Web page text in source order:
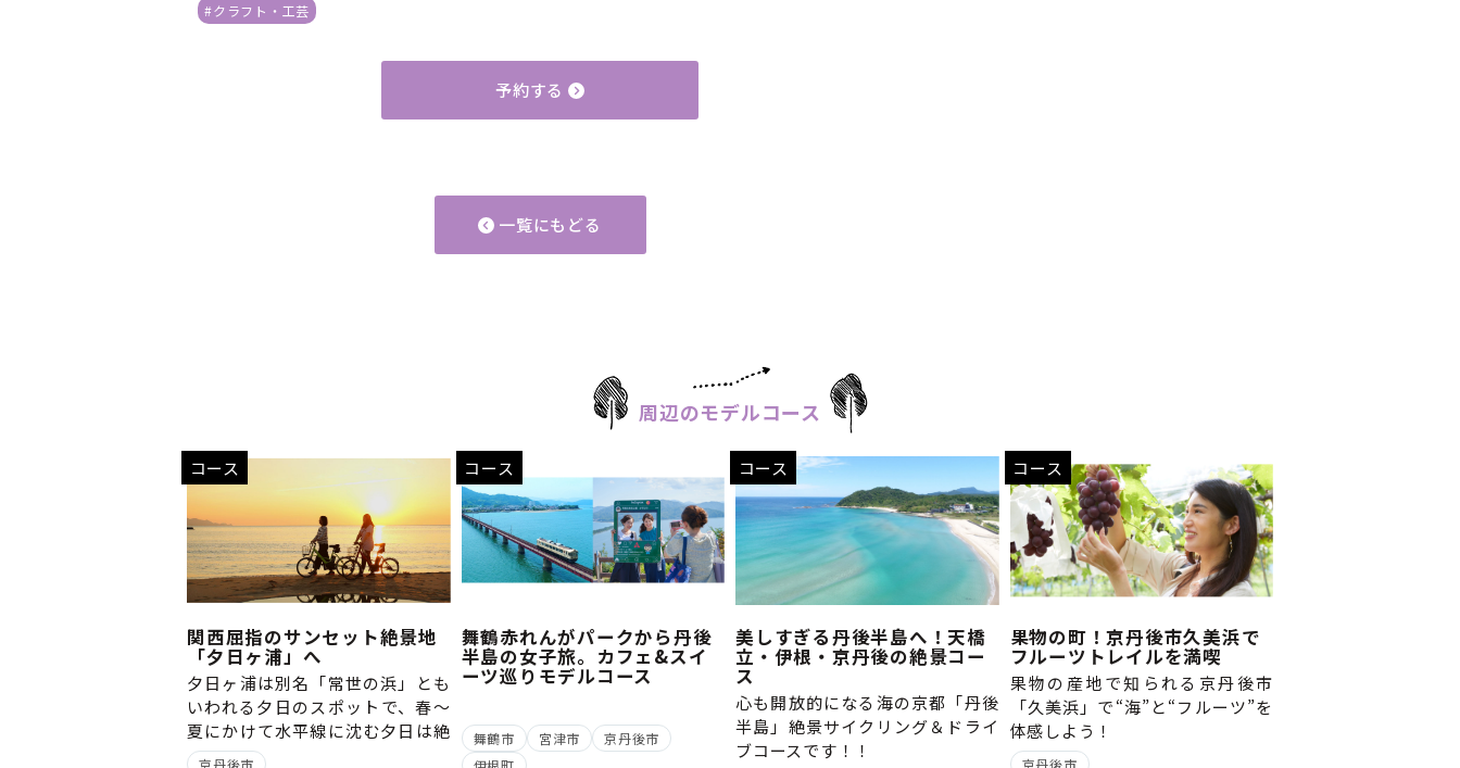
#クラフト・工芸
予約する
一覧にもどる
周辺のモデルコース
コース
関西屈指のサンセット絶景地
「夕日ヶ浦」へ
夕日ヶ浦は別名「常世の浜」とも
いわれる夕日のスポットで、春～
夏にかけて水平線に沈む夕日は絶
景です‼
京丹後市
コース
舞鶴赤れんがパークから丹後
半島の女子旅。カフェ&スイ
ーツ巡りモデルコース
舞鶴市 宮津市
京丹後市
コース
美しすぎる丹後半島へ！天橋
立・伊根・京丹後の絶景コー
ス
心も開放的になる海の京都「丹後
半島」絶景サイクリング＆ドライ
ブコースです！！
コース
果物の町！京丹後市久美浜で
フルーツトレイルを満喫
果物の産地で知られる京丹後市
「久美浜」で“海”と“フルーツ”を
体感しよう！
京丹後市